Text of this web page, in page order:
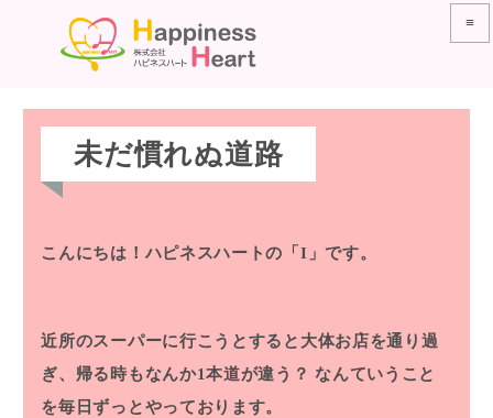
≡
未だ慣れぬ道路
こんにちは！ハピネスハートの「I」です。
近所のスーパーに行こうとすると大体お店を通り過
ぎ、帰る時もなんか1本道が違う？ なんていうこと
を毎日ずっとやっております。